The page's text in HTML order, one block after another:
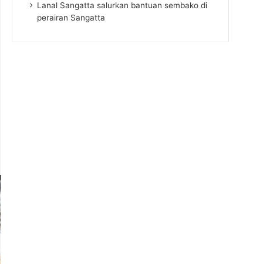
Lanal Sangatta salurkan bantuan sembako di
perairan Sangatta